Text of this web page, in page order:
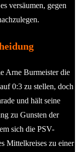
versäumen, gegen
Arne Burmeister die
0:3 zu stellen, doch
und hält seine
zu Gunsten der
sich die PSV-
Mittelkreises zu einer